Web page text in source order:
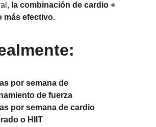
la combinación de cardio +
más efectivo.
por semana de
de fuerza
por semana de cardio
o HIIT